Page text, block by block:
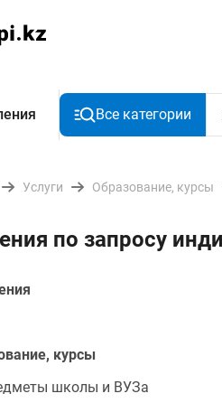
Все категории
Услуги Образование, курсы
по запросу
курсы
школы и ВУЗа